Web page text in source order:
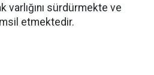
varlığını sürdürmekte ve
etmektedir.